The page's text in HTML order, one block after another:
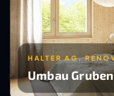
HALTER AG,
Umbau